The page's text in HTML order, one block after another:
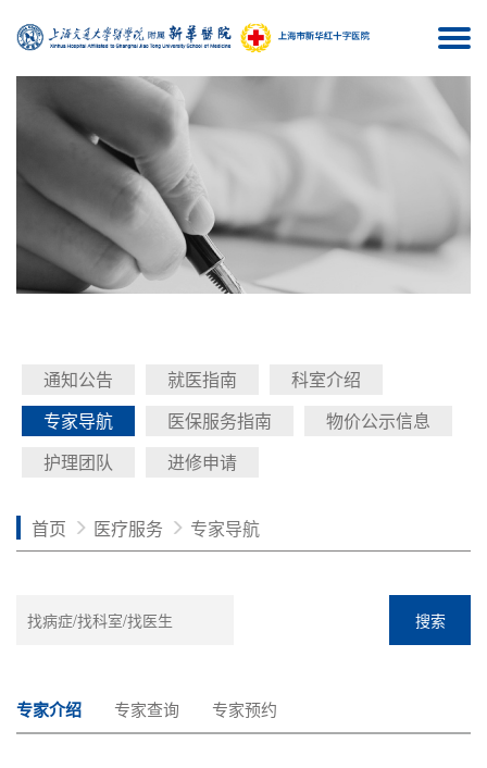
通知公告 就医指南
科室介绍
专家导航
医保服务指南
物价公示信息
护理团队
进修申请
首页 医疗服务 专家导航
搜索
专家介绍 专家查询 专家预约